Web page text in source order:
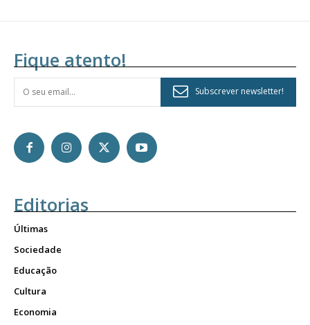
Fique atento!
Subscrever newsletter!
Editorias
Últimas
Sociedade
Educação
Cultura
Economia